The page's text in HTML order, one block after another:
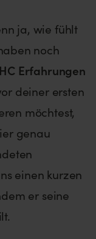
ja, wie fühlt
noch
Erfahrungen
deiner ersten
möchtest,
genau
einen kurzen
er seine